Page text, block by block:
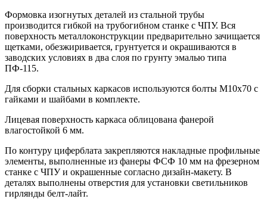
Формовка изогнутых деталей из стальной трубы
производится гибкой на трубогибном станке с ЧПУ. Вся
поверхность металлоконструкции предварительно зачищается
щетками, обезжиривается, грунтуется и окрашиваются в
заводских условиях в два слоя по грунту эмалью типа
ПФ-115.
Для сборки стальных каркасов используются болты М10х70 с
гайками и шайбами в комплекте.
Лицевая поверхность каркаса облицована фанерой
влагостойкой 6 мм.
По контуру циферблата закрепляются накладные профильные
элементы, выполненные из фанеры ФСФ 10 мм на фрезерном
станке с ЧПУ и окрашенные согласно дизайн-макету. В
деталях выполнены отверстия для установки светильников
гирлянды белт-лайт.